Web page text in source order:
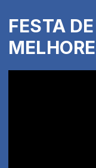
FESTA